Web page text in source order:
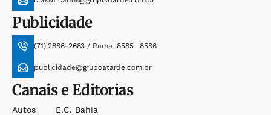
Publicidade
(71) 2886-2683 / Ramal 8585 | 8586
publicidade@grupoatarde.com.br
Canais e Editorias
Autos
E.c. Bahia